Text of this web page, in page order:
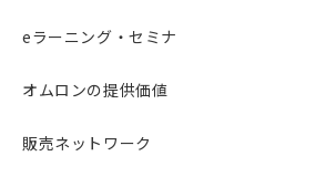
eラーニング・セミナ
オムロンの提供価値
販売ネットワーク